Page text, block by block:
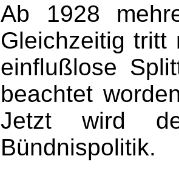
Ab 1928
Gleichzeitig
einflußlose
beachtet
Jetzt wird der
Bündnispolitik.